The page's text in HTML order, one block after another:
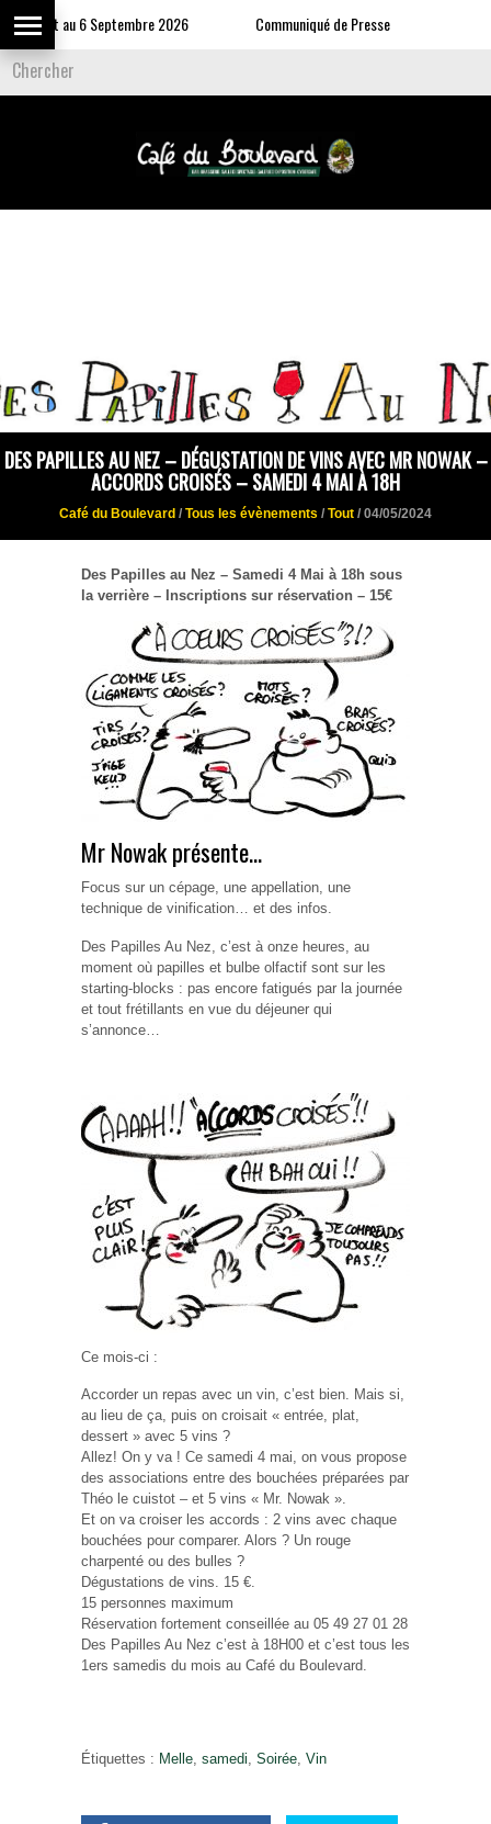
Juillet au 6 Septembre 2026 Communiqué de Presse
DES PAPILLES AU NEZ – DÉGUSTATION DE VINS AVEC MR NOWAK –
ACCORDS CROISÉS – SAMEDI 4 MAI À 18H
Café du Boulevard / Tous les évènements / Tout / 04/05/2024
Des Papilles au Nez – Samedi 4 Mai à 18h sous
la verrière – Inscriptions sur réservation – 15€
Mr Nowak présente…
Focus sur un cépage, une appellation, une
technique de vinification… et des infos.
Des Papilles Au Nez, c’est à onze heures, au
moment où papilles et bulbe olfactif sont sur les
starting-blocks : pas encore fatigués par la journée
et tout frétillants en vue du déjeuner qui
s’annonce…
Ce mois-ci :
Accorder un repas avec un vin, c’est bien. Mais si,
au lieu de ça, puis on croisait « entrée, plat,
dessert » avec 5 vins ?
Allez! On y va ! Ce samedi 4 mai, on vous propose
des associations entre des bouchées préparées par
Théo le cuistot – et 5 vins « Mr. Nowak ».
Et on va croiser les accords : 2 vins avec chaque
bouchées pour comparer. Alors ? Un rouge
charpenté ou des bulles ?
Dégustations de vins. 15 €.
15 personnes maximum
Réservation fortement conseillée au 05 49 27 01 28
Des Papilles Au Nez c’est à 18H00 et c’est tous les
1ers samedis du mois au Café du Boulevard.
Étiquettes : Melle, samedi, Soirée, Vin